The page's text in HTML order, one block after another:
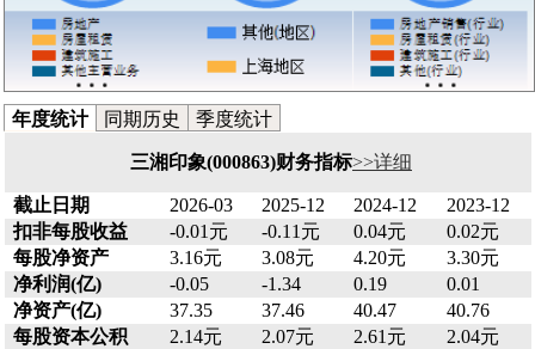
年度统计 同期历史 季度统计
三湘印象(000863)财务指标>>详细
截止日期 2026-03 2025-12 2024-12
2023-12
扣非每股收益
-0.01元 -0.11元 0.04元
0.02元
每股净资产
3.16元 3.08元 4.20元
3.30元
净利润(亿)
-0.05 -1.34 0.19
0.01
净资产(亿)
37.35 37.46 40.47
40.76
每股资本公积
2.14元 2.07元 2.61元
2.04元